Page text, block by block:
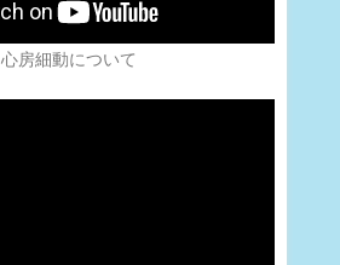
心房細動について